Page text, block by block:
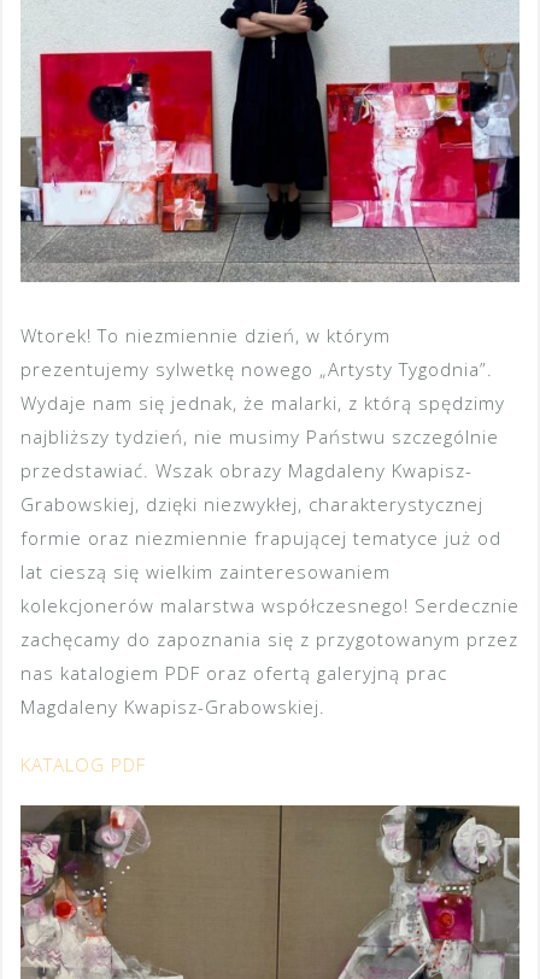
Wtorek! To niezmiennie dzień, w którym
prezentujemy sylwetkę nowego „Artysty Tygodnia”.
Wydaje nam się jednak, że malarki, z którą spędzimy
najbliższy tydzień, nie musimy Państwu szczególnie
przedstawiać. Wszak obrazy Magdaleny Kwapisz-
Grabowskiej, dzięki niezwykłej, charakterystycznej
formie oraz niezmiennie frapującej tematyce już od
lat cieszą się wielkim zainteresowaniem
kolekcjonerów malarstwa współczesnego! Serdecznie
zachęcamy do zapoznania się z przygotowanym przez
nas katalogiem PDF oraz ofertą galeryjną prac
Magdaleny Kwapisz-Grabowskiej.
KATALOG PDF